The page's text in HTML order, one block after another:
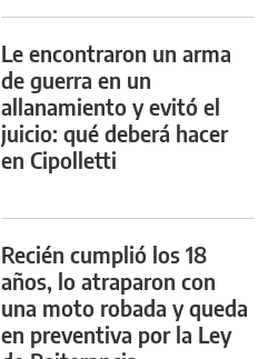
Le encontraron un arma
de guerra en un
allanamiento y evitó el
juicio: qué deberá hacer
en Cipolletti
Recién cumplió los 18
años, lo atraparon con
una moto robada y queda
en preventiva por la Ley